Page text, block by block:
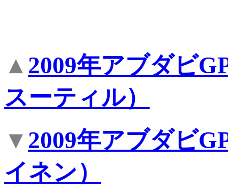
▲ 2009年アブダビ
スーティル）
▼ 2009年アブダビ
イネン）